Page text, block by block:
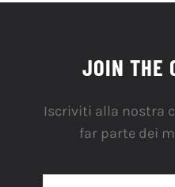
JOIN THE
Iscriviti alla nostra
far parte dei